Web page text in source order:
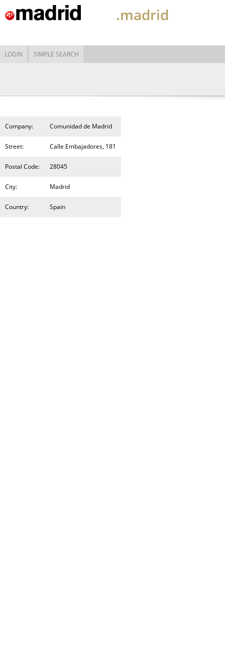
.madrid
LOGIN SIMPLE SEARCH
Company: Comunidad de Madrid
Street: Calle Embajadores, 181
Postal Code: 28045
City: Madrid
Country: Spain